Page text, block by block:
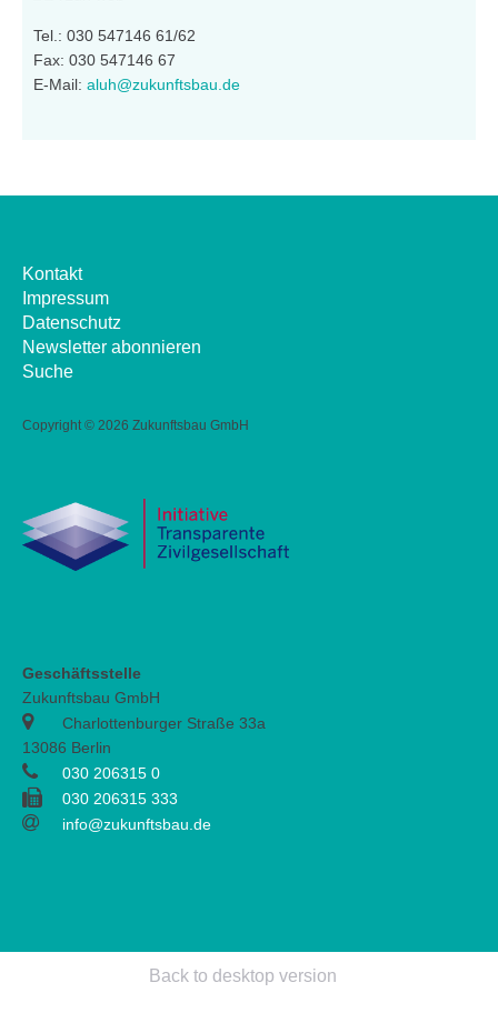
Tel.: 030 547146 61/62
Fax: 030 547146 67
E-Mail: aluh@zukunftsbau.de
Kontakt
Impressum
Datenschutz
Newsletter abonnieren
Suche
Copyright © 2026 Zukunftsbau GmbH
Geschäftsstelle
Zukunftsbau GmbH
Charlottenburger Straße 33a
13086 Berlin
030 206315 0
030 206315 333
info@zukunftsbau.de
Back to desktop version